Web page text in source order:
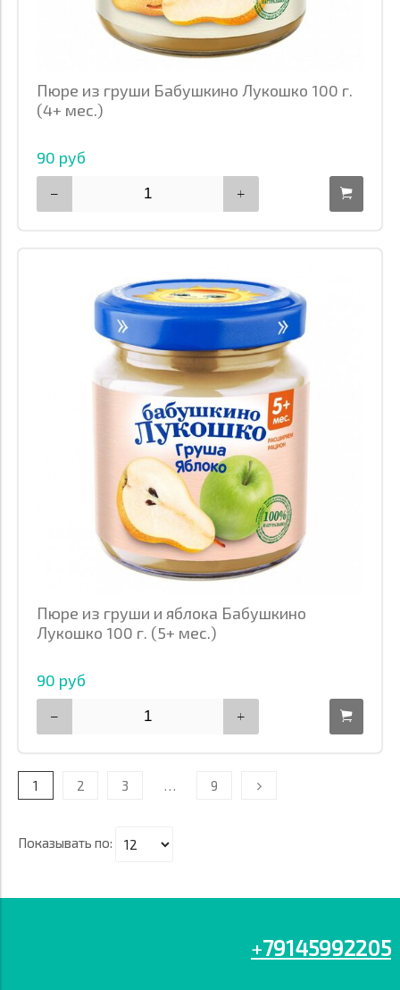
Пюре из груши Бабушкино Лукошко 100 г.
(4+ мес.)
90 руб
Пюре из груши и яблока Бабушкино
Лукошко 100 г. (5+ мес.)
90 руб
1 2 3 9
Показывать по:
+79145992205